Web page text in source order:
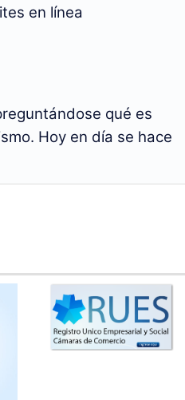
en línea
qué es
Hoy en día se hace